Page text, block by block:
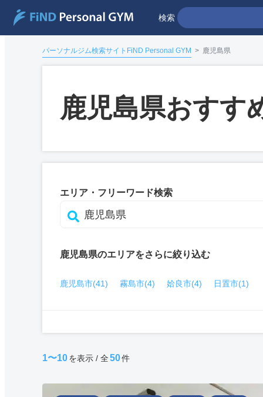
検索
パーソナルジム検索サイトFiND Personal GYM > 鹿児島県
鹿児島県おすす
エリア・フリーワード検索
鹿児島県のエリアをさらに絞り込む
鹿児島市(41) 霧島市(4) 姶良市(4) 日置市(1)
1〜10を表示 / 全50件